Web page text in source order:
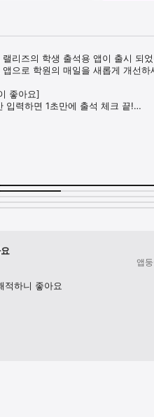
리즈의 학생 출석용 앱이 출시 되
으로 학원의 매일을 새롭게 개선하
좋아요]
입력하면 1초만에 출석 체크 끝!
덜어낸 새로운 서비스를 무료로 즐
랠리즈에서 학원을 운영하셔야 서비
앱
적하니 좋아요